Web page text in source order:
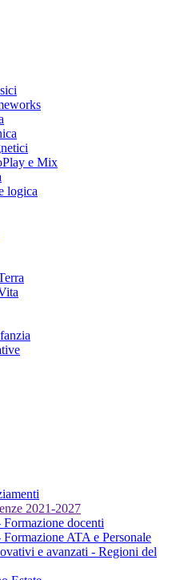
e Mix
logica
2021-2027
docenti
ATA e Personale
e avanzati - Regioni del